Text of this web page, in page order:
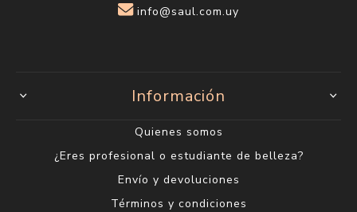
info@saul.com.uy
Información
Quienes somos
¿Eres profesional o estudiante de belleza?
Envío y devoluciones
Términos y condiciones